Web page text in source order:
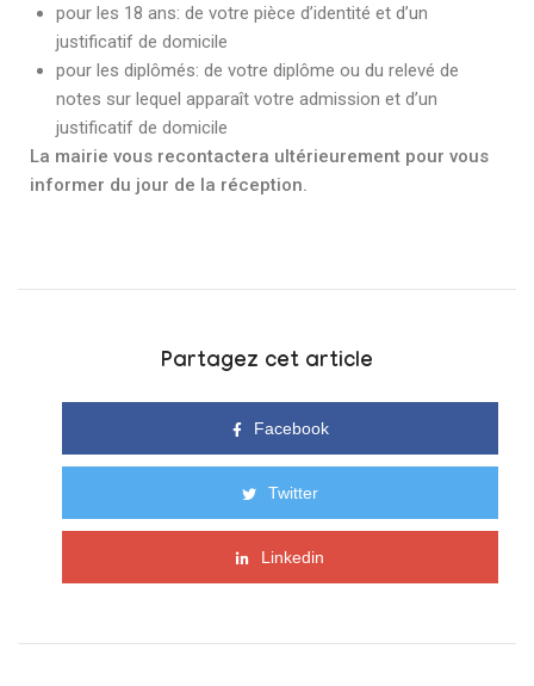
pour les 18 ans: de votre pièce d’identité et d’un
justificatif de domicile
pour les diplômés: de votre diplôme ou du relevé de
notes sur lequel apparaît votre admission et d’un
justificatif de domicile
La mairie vous recontactera ultérieurement pour vous
informer du jour de la réception.
Partagez cet article
Facebook
Twitter
Linkedin